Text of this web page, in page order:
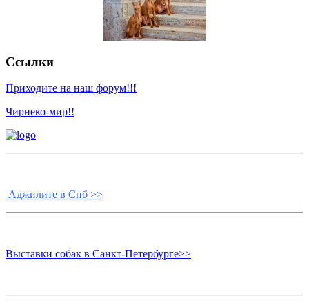
Ссылки
Приходите на наш форум!!!
Чирнеко-мир!!
Аджилите в Спб >>
Выставки собак в Санкт-Петербурге>>